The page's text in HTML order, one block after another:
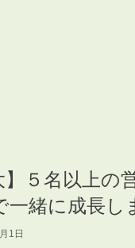
】５名以上
一緒に成長し
1日